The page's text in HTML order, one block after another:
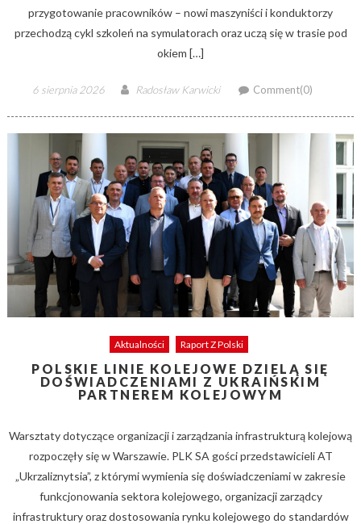
przygotowanie pracowników – nowi maszyniści i konduktorzy
przechodzą cykl szkoleń na symulatorach oraz uczą się w trasie pod
okiem […]
Posted
6 sierpnia 2026 Author
Radosław Karwicki Comment(0)
Aktualności Raport Z Polski
POLSKIE LINIE KOLEJOWE DZIELĄ SIĘ
DOŚWIADCZENIAMI Z UKRAIŃSKIM
PARTNEREM KOLEJOWYM
Warsztaty dotyczące organizacji i zarządzania infrastrukturą kolejową
rozpoczęły się w Warszawie. PLK SA gości przedstawicieli AT
„Ukrzaliznytsia”, z którymi wymienia się doświadczeniami w zakresie
funkcjonowania sektora kolejowego, organizacji zarządcy
infrastruktury oraz dostosowania rynku kolejowego do standardów